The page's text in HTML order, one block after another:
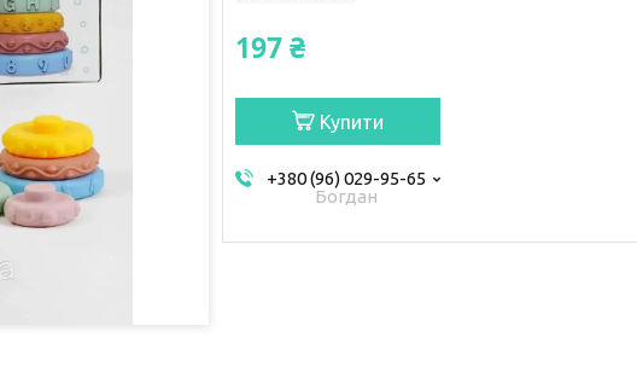
197 ₴
Купити
+380 (96) 029-95-65
Богдан